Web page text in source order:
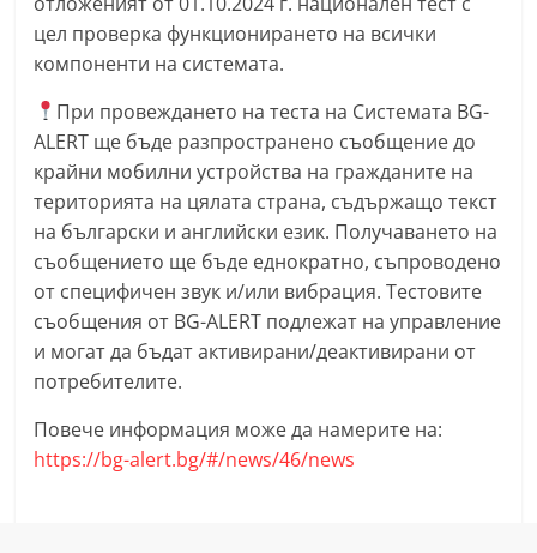
С
т
а
р
а
З
а
г
о
а
k
a
цел проверка функционирането на всички
компоненти на системата.
При провеждането на теста на Системата BG-
ALERT ще бъде разпространено съобщение до
крайни мобилни устройства на гражданите на
територията на цялата страна, съдържащо текст
на български и английски език. Получаването на
съобщението ще бъде еднократно, съпроводено
от специфичен звук и/или вибрация. Тестовите
съобщения от BG-ALERT подлежат на управление
и могат да бъдат активирани/деактивирани от
потребителите.
Повече информация може да намерите на:
https://bg-alert.bg/#/news/46/news